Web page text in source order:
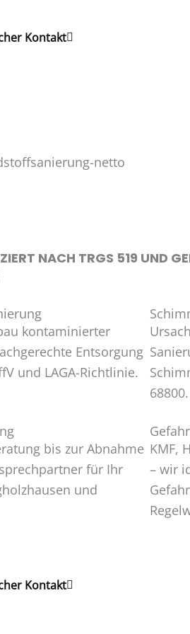
Kontakt
NACH TRGS 519 UND
kontaminierter
Entsorgung
und LAGA-Richtlinie.
68800.
bis zur Abnahme
für Ihr
und
KMF,
– wir
Kontakt